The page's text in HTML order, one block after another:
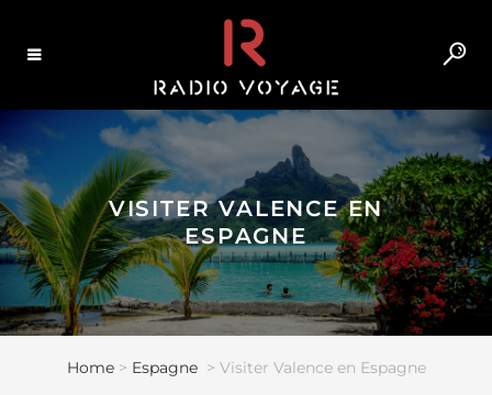
VISITER VALENCE EN
ESPAGNE
Home> Espagne > Visiter Valence en Espagne